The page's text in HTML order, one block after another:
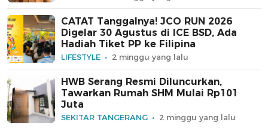
CATAT Tanggalnya! JCO RUN 2026
Digelar 30 Agustus di ICE BSD, Ada
Hadiah Tiket PP ke Filipina
LIFESTYLE 2 minggu yang lalu
HWB Serang Resmi Diluncurkan,
Tawarkan Rumah SHM Mulai Rp101
Juta
SEKITAR TANGERANG 2 minggu yang lalu